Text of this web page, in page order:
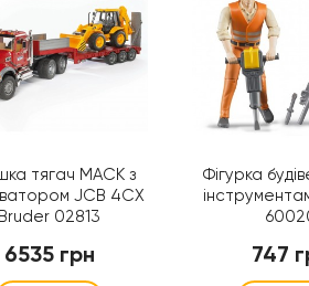
тягач MACK з
JCB 4CX
Bruder 02813
6535 грн
Фігурка
747